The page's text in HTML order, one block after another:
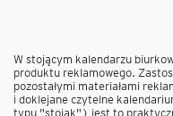
W stojącym kalendarzu
produktu reklamowego.
pozostałymi materiałami
i doklejane czytelne
typu "stojak") jest to